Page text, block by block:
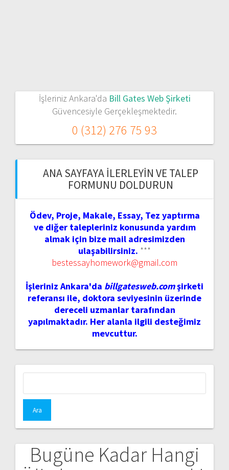
İşleriniz Ankara'da Bill Gates Web Şirketi
Güvencesiyle Gerçekleşmektedir.
0 (312) 276 75 93
ANA SAYFAYA İLERLEYIN VE TALEP
FORMUNU DOLDURUN
Ödev, Proje, Makale, Essay, Tez yaptırma
ve diğer talepleriniz konusunda yardım
almak için bize mail adresimizden
ulaşabilirsiniz. ***
bestessayhomework@gmail.com
İşleriniz Ankara'da billgatesweb.comşirketi
referansı ile, doktora seviyesinin üzerinde
dereceli uzmanlar tarafından
yapılmaktadır. Her alanla ilgili desteğimiz
mevcuttur.
Bugüne Kadar Hangi